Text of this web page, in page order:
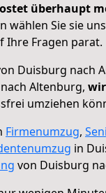
überhaupt
wählen Sie sie
Ihre Fragen parat.
Duisburg nach
Altenburg,
umziehen
Firmenumzug,
in
von Duisburg